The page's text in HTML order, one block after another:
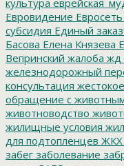
Евровидение Евросеть
субсидия Единый
Басова Елена Князева
Вепринский жалоба жд
железнодорожный
консультация
обращение с
животноводство
жилищные условия
для подтопленцев ЖКХ
забег заболевание